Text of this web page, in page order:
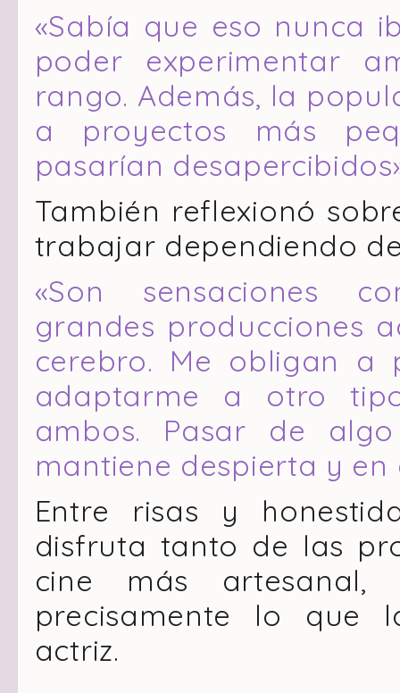
«Sabía que eso nunca
poder experimentar
rango. Además, la
a proyectos más
pasarían
También reflexionó
trabajar dependiendo
«Son sensaciones
grandes producciones
cerebro. Me obligan
adaptarme a otro
ambos. Pasar de
mantiene despierta y en
Entre risas y
disfruta tanto de las
cine más
precisamente lo que
actriz.